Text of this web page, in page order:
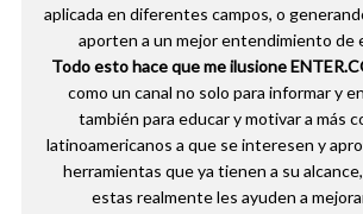
aplicada en diferentes campos, o
aporten a un mejor entendimiento de
Todo esto hace que me ilusione
como un canal no solo para informar y
también para educar y motivar a más
latinoamericanos a que se interesen y
herramientas que ya tienen a su
estas realmente les ayuden a